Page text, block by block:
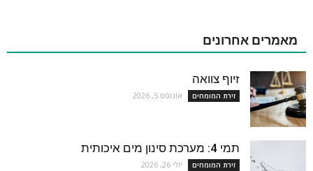
מאמרים אחרונים
זיוף צוואה
זירת המומחים אוגוסט 5, 2026
תמי 4: מערכת סינון מים איכותית
זירת המומחים יולי 26, 2026